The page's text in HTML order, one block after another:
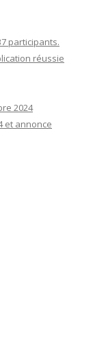
participants.
réussie
2024
et annonce